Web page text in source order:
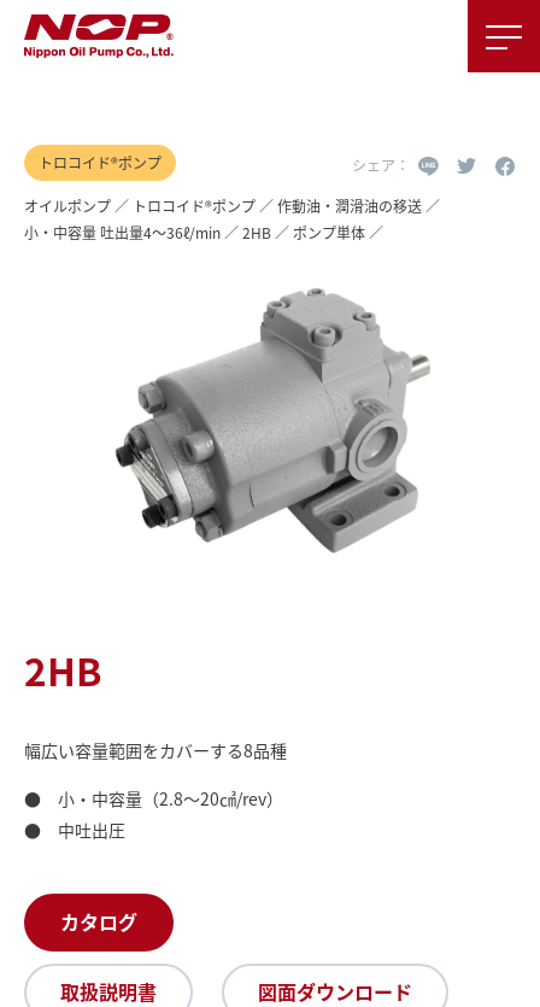
トロコイド®ポンプ
オイルポンプ トロコイド®ポンプ
作動油・潤滑油の移送
小・中容量 吐出量4～36ℓ/min
2HB ポンプ単体
2HB
幅広い容量範囲をカバーする8品種
● 小・中容量（2.8～20㎤/rev）
● 中吐出圧
カタログ
取扱説明書 図面ダウンロード